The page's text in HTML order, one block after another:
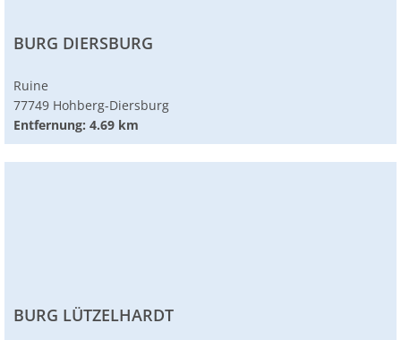
BURG DIERSBURG
Ruine
77749 Hohberg-Diersburg
Entfernung: 4.69 km
BURG LÜTZELHARDT